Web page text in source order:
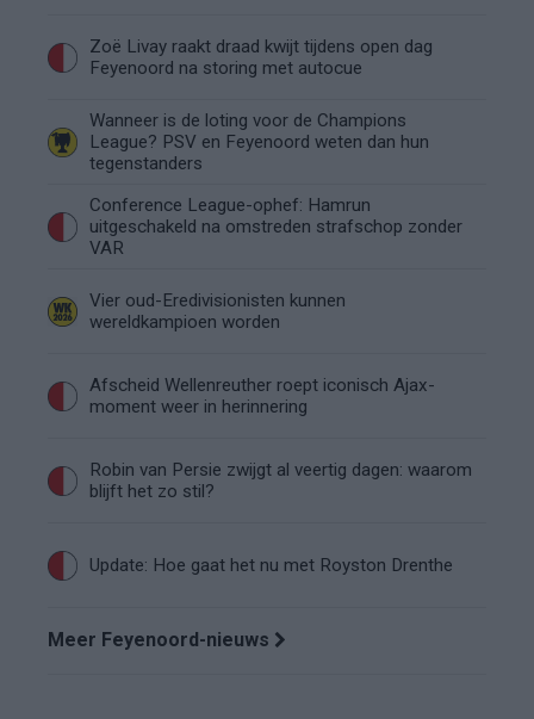
Zoë Livay raakt draad kwijt tijdens open dag
Feyenoord na storing met autocue
Wanneer is de loting voor de Champions
League? PSV en Feyenoord weten dan hun
tegenstanders
Conference League-ophef: Hamrun
uitgeschakeld na omstreden strafschop zonder
VAR
Vier oud-Eredivisionisten kunnen
wereldkampioen worden
Afscheid Wellenreuther roept iconisch Ajax-
moment weer in herinnering
Robin van Persie zwijgt al veertig dagen: waarom
blijft het zo stil?
Update: Hoe gaat het nu met Royston Drenthe
Meer Feyenoord-nieuws